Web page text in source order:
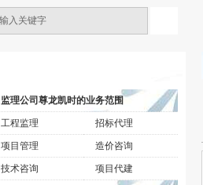
监理公司尊龙凯时的业务范围
工程监理 招标代理
项目管理 造价咨询
技术咨询 项目代建